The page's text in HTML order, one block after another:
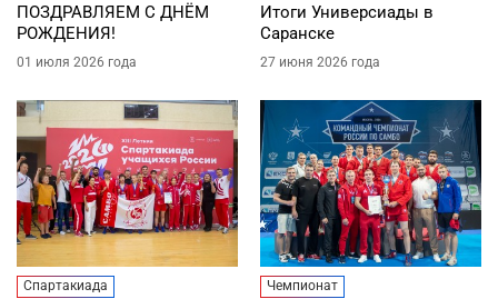
ПОЗДРАВЛЯЕМ С ДНЁМ
РОЖДЕНИЯ!
01 июля 2026 года
Итоги Универсиады в
Саранске
27 июня 2026 года
Спартакиада Чемпионат